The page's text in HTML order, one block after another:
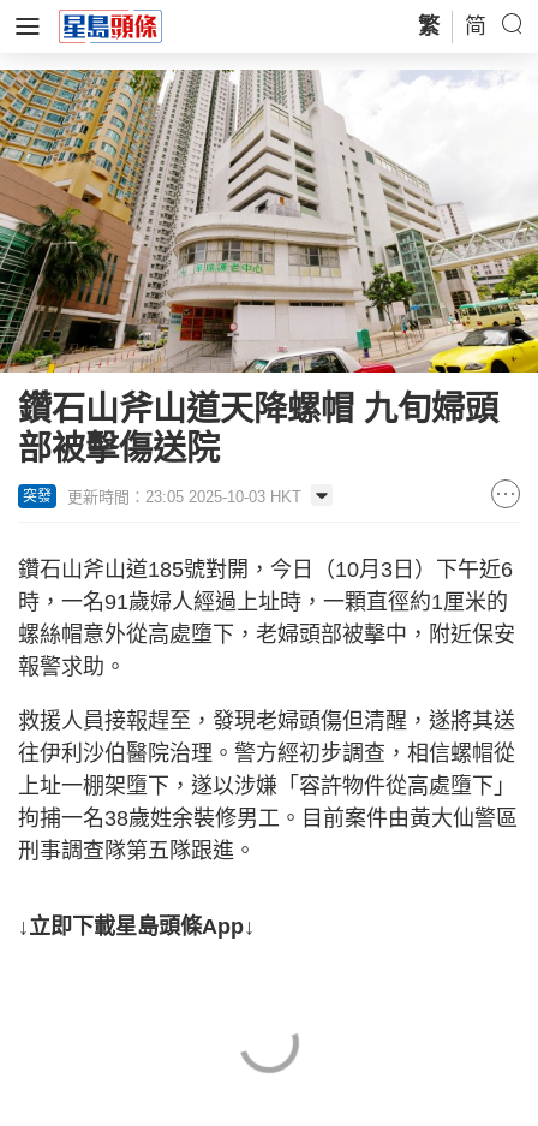
繁 简
鑽石山斧山道天降螺帽 九旬婦頭
部被擊傷送院
突發 更新時間：23:05 2025-10-03 HKT
鑽石山斧山道185號對開，今日（10月3日）下午近6
時，一名91歲婦人經過上址時，一顆直徑約1厘米的
螺絲帽意外從高處墮下，老婦頭部被擊中，附近保安
報警求助。
救援人員接報趕至，發現老婦頭傷但清醒，遂將其送
往伊利沙伯醫院治理。警方經初步調查，相信螺帽從
上址一棚架墮下，遂以涉嫌「容許物件從高處墮下」
拘捕一名38歲姓余裝修男工。目前案件由黃大仙警區
刑事調查隊第五隊跟進。
↓立即下載星島頭條App↓